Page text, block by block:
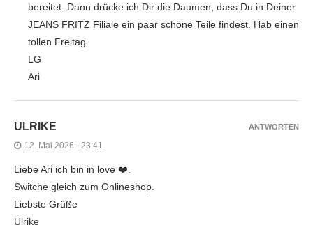
bereitet. Dann drücke ich Dir die Daumen, dass Du in Deiner
JEANS FRITZ Filiale ein paar schöne Teile findest. Hab einen
tollen Freitag.
LG
Ari
ULRIKE
12. Mai 2026 - 23:41
Liebe Ari ich bin in love ❤️.
Switche gleich zum Onlineshop.
Liebste Grüße
Ulrike
ANTWORTEN